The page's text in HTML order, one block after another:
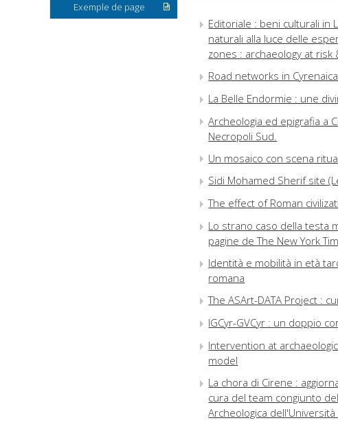
Exemple de page
Editoriale : beni culturali in
naturali alla luce delle
zones : archaeology at
Road networks in
La Belle Endormie : une
Archeologia ed epigrafia a
Necropoli Sud.
Un mosaico con scena
Sidi Mohamed Sherif site
The effect of Roman
Lo strano caso della testa
pagine de The New York
Identità e mobilità in età
romana
The ASArt-DATA Project :
IGCyr-GVCyr : un doppio
Intervention at
model
La chora di Cirene :
cura del team congiunto
Archeologica dell'Università